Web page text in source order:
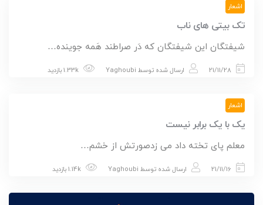
اشعار
تک بیتی های ناب
‏‏شیفتگان‏ ‏‏این شیفتگان که دَر صراطند هَمه‏ ‏‏جوینده…
21/11/28 ارسال شده توسط Yaghoubi
اشعار
یک با یک برابر نیست
معلم پای تخته داد می زدصورتش از خشم…
21/11/16 ارسال شده توسط Yaghoubi